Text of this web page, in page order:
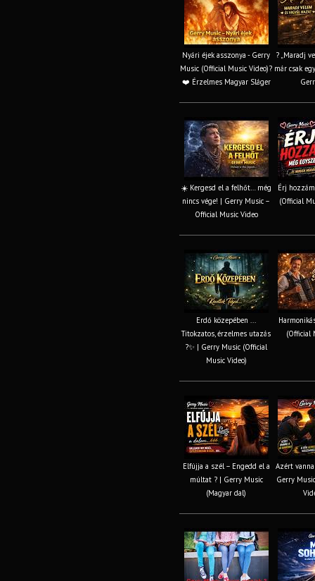
Nyári éjek asszonya - Gerry
Music (Official Music Video)?
❤️ Érzelmes Magyar Sláger
? „Maradj
már csak
☀️ Kergesd el a felhőt… még
nincs vége! | Gerry Music –
Official Music Video
Érj
(Official
Erdő közepében ...
Titokzatos, érzelmes utazás
?✨ | Gerry Music (Official
Music Video)
(Official
Elfújja a szél – Engedd el a
múltat ? | Gerry Music
(Magyar dal)
Azért
Gerry